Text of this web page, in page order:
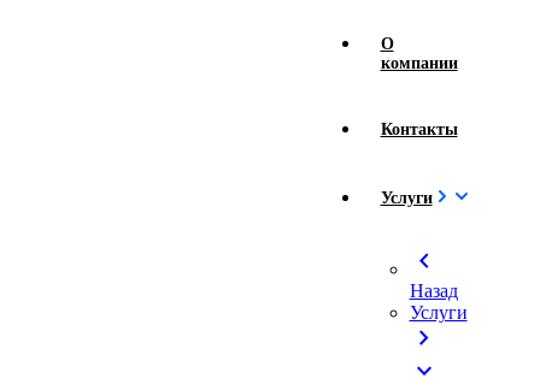
О
компании
Контакты
Услуги
chevron_left
Назад
Услуги
chevron_right
expand_more